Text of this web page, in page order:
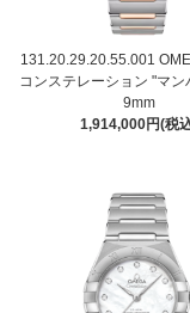
131.20.29.20.55.001
コンステレーション "マン
9mm
1,914,000円(税